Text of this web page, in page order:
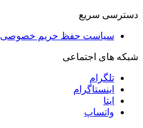
دسترسی سریع
سیاست حفظ حریم خصوصی
شبکه های اجتماعی
تلگرام
اینستاگرام
ایتا
واتساپ